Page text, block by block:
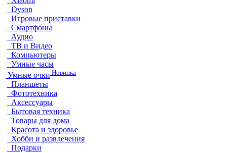
Dyson
Игровые приставки
Смартфоны
Аудио
ТВ и Видео
Компьютеры
Умные часы
Умные очки Новинка
Планшеты
Фототехника
Аксессуары
Бытовая техника
Товары для дома
Красота и здоровье
Хобби и развлечения
Подарки